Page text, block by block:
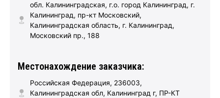
обл. Калининградская, г.о. город Калининград, г.
Калининград, пр-кт Московский,
Калининградская область, г. Калининград,
Московский пр., 188
Местонахождение заказчика:
Российская Федерация, 236003,
Калининградская обл, Калининград г, ПР-КТ